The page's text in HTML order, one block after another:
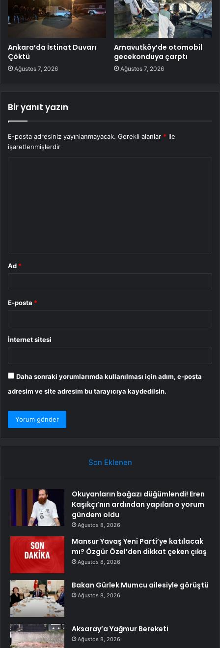
Ankara’da İstinat Duvarı
Çöktü
Ağustos 7, 2026
Arnavutköy’de otomobil
gecekonduya çarptı
Ağustos 7, 2026
Bir yanıt yazın
E-posta adresiniz yayınlanmayacak. Gerekli alanlar * ile
işaretlenmişlerdir
Ad *
E-posta *
İnternet sitesi
Daha sonraki yorumlarımda kullanılması için adım, e-posta
adresim ve site adresim bu tarayıcıya kaydedilsin.
Son Eklenen
Okuyanların boğazı düğümlendi! Eren
Kaşıkçı’nın ardından yapılan o yorum
gündem oldu
Ağustos 8, 2026
Mansur Yavaş Yeni Parti’ye katılacak
mı? Özgür Özel’den dikkat çeken çıkış
Ağustos 8, 2026
Bakan Gürlek Mumcu ailesiyle görüştü
Ağustos 8, 2026
Aksaray’a Yağmur Bereketi
Ağustos 8, 2026